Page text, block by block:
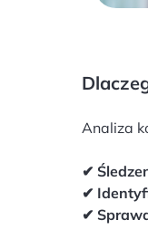
Analiza
✔
✔
✔